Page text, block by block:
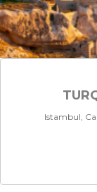
Istambul,